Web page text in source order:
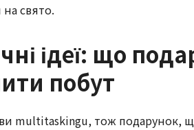
свято.
ідеї: що
побут
multitaskingu, тож подарунок,